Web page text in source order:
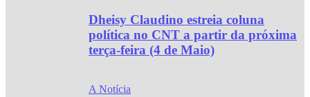
Dheisy Claudino estreia coluna
política no CNT a partir da próxima
terça-feira (4 de Maio)
A Notícia